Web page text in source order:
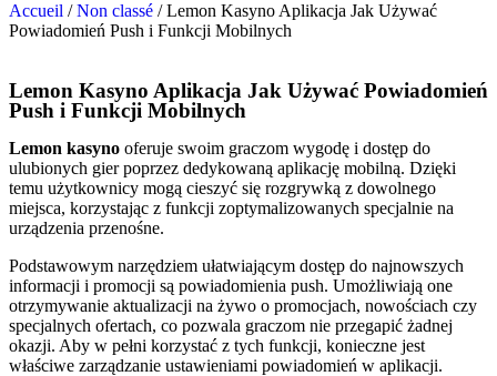
Accueil /Non classé / Lemon Kasyno Aplikacja Jak Używać
Powiadomień Push i Funkcji Mobilnych
Lemon Kasyno Aplikacja Jak Używać Powiadomień
Push i Funkcji Mobilnych
Lemon kasyno oferuje swoim graczom wygodę i dostęp do
ulubionych gier poprzez dedykowaną aplikację mobilną. Dzięki
temu użytkownicy mogą cieszyć się rozgrywką z dowolnego
miejsca, korzystając z funkcji zoptymalizowanych specjalnie na
urządzenia przenośne.
Podstawowym narzędziem ułatwiającym dostęp do najnowszych
informacji i promocji są powiadomienia push. Umożliwiają one
otrzymywanie aktualizacji na żywo o promocjach, nowościach czy
specjalnych ofertach, co pozwala graczom nie przegapić żadnej
okazji. Aby w pełni korzystać z tych funkcji, konieczne jest
właściwe zarządzanie ustawieniami powiadomień w aplikacji.